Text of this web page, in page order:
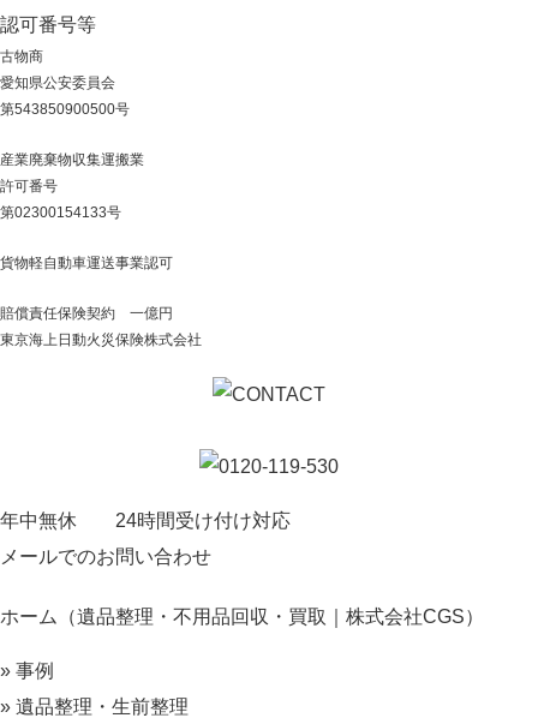
認可番号等
古物商
愛知県公安委員会
第543850900500号
産業廃棄物収集運搬業
許可番号
第02300154133号
貨物軽自動車運送事業認可
賠償責任保険契約 一億円
東京海上日動火災保険株式会社
年中無休 24時間受け付け対応
メールでのお問い合わせ
ホーム（遺品整理・不用品回収・買取｜株式会社CGS）
» 事例
» 遺品整理・生前整理